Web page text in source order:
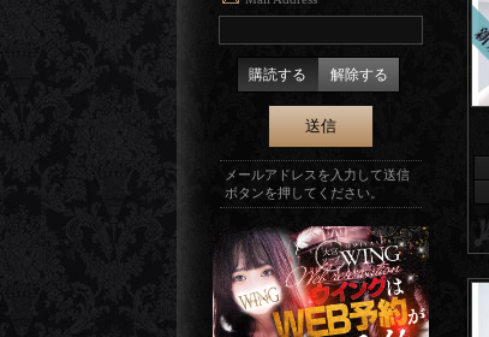
購読する 解除する
メールアドレスを入力して送信
ボタンを押してください。